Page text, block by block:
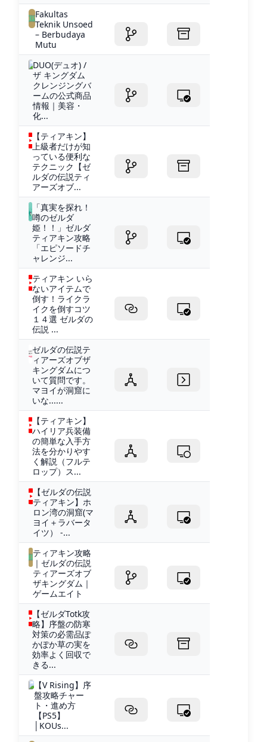
Fakultas
Teknik Unsoed
– Berbudaya
Mutu
DUO(デュオ) /
ザ キングダム
クレンジングバ
ームの公式商品
情報｜美容・
化...
【ティアキン】
上級者だけが知
っている便利な
テクニック【ゼ
ルダの伝説ティ
アーズオブ...
「真実を探れ！
噂のゼルダ
姫！！」ゼルダ
ティアキン攻略
「エピソードチ
ャレンジ...
ティアキン いら
ないアイテムで
倒す！ライクラ
イクを倒すコツ
１４選 ゼルダの
伝説 ...
ゼルダの伝説テ
ィアーズオブザ
キングダムにつ
いて質問です。
マヨイが洞窟に
いな......
【ティアキン】
ハイリア兵装備
の簡単な入手方
法を分かりやす
く解説（フルテ
ロップ）ス...
【ゼルダの伝説
ティアキン】ホ
ロン湾の洞窟(マ
ヨイ＋ラバータ
イツ） -...
ティアキン攻略
｜ゼルダの伝説
ティアーズオブ
ザキングダム｜
ゲームエイト
【ゼルダTotk攻
略】序盤の防寒
対策の必需品ぽ
かぽか草の実を
効率よく回収で
きる...
【V Rising】序
盤攻略チャー
ト・進め方
【PS5】
│KOUs...